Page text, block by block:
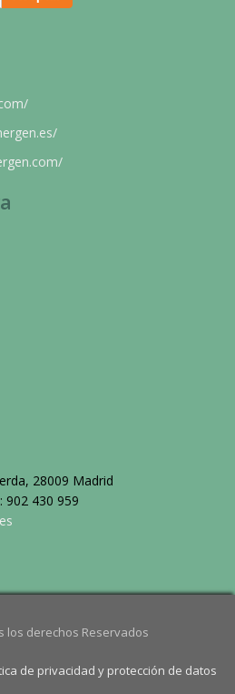
28009 Madrid
902 430 959
los derechos Reservados
de privacidad y protección de datos